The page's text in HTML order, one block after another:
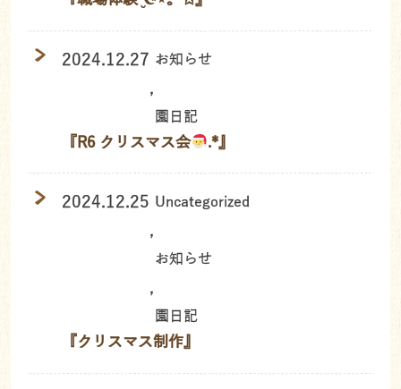
2024.12.27 お知らせ
,
園日記
『R6 クリスマス会 .*』
2024.12.25 Uncategorized
,
お知らせ
,
園日記
『クリスマス制作』